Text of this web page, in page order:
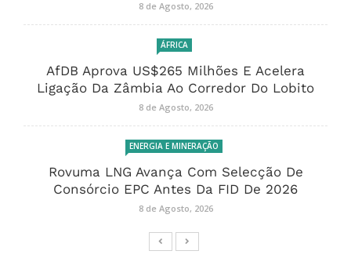
8 de Agosto, 2026
ÁFRICA
AfDB Aprova US$265 Milhões E Acelera
Ligação Da Zâmbia Ao Corredor Do Lobito
8 de Agosto, 2026
ENERGIA E MINERAÇÃO
Rovuma LNG Avança Com Selecção De
Consórcio EPC Antes Da FID De 2026
8 de Agosto, 2026